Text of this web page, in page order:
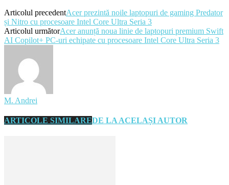
Articolul precedentAcer prezintă noile laptopuri de gaming Predator
și Nitro cu procesoare Intel Core Ultra Seria 3
Articolul următorAcer anunță noua linie de laptopuri premium Swift
AI Copilot+ PC-uri echipate cu procesoare Intel Core Ultra Seria 3
M. Andrei
ARTICOLE SIMILAREDE LA ACELAȘI AUTOR